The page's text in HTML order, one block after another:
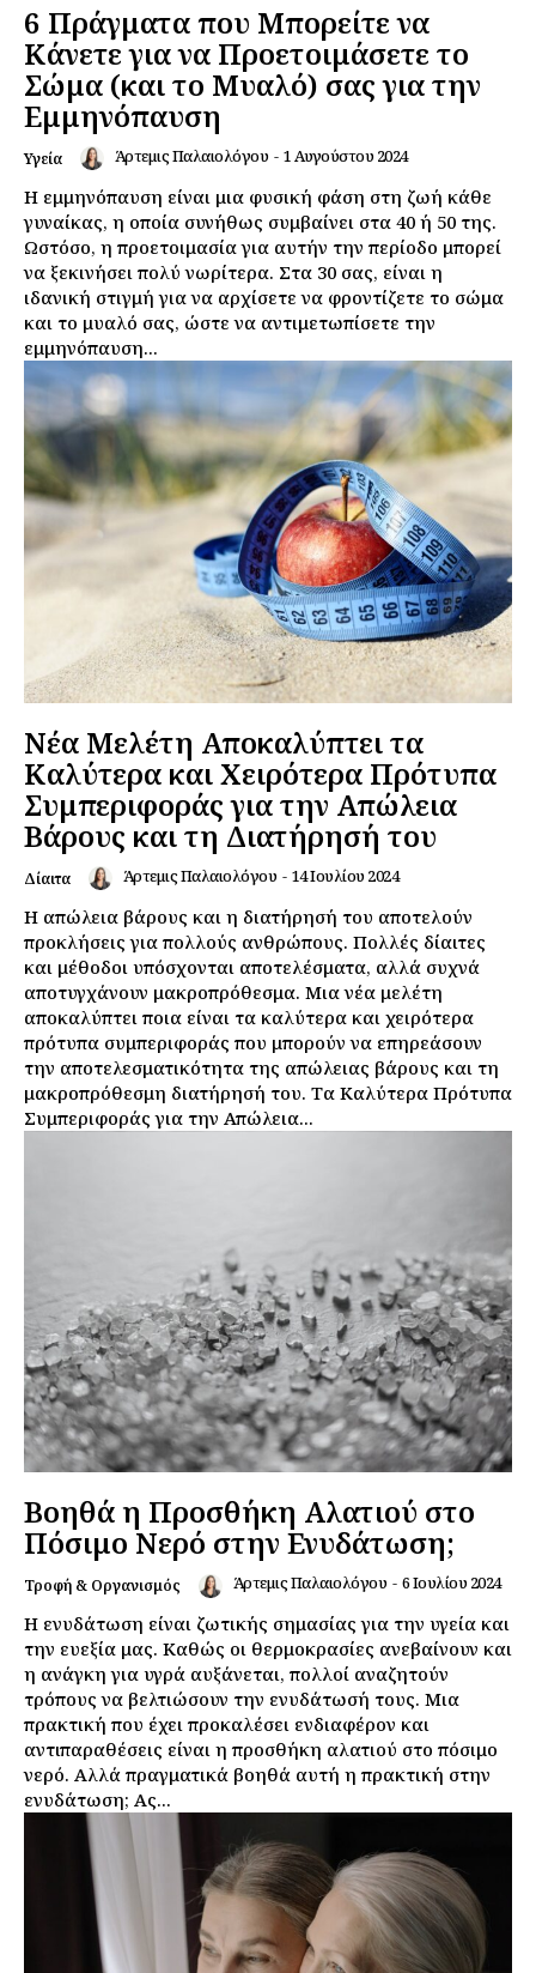
6 Πράγματα που Μπορείτε να
Κάνετε για να Προετοιμάσετε το
Σώμα (και το Μυαλό) σας για την
Εμμηνόπαυση
Υγεία Άρτεμις Παλαιολόγου - 1 Αυγούστου 2024
Η εμμηνόπαυση είναι μια φυσική φάση στη ζωή κάθε
γυναίκας, η οποία συνήθως συμβαίνει στα 40 ή 50 της.
Ωστόσο, η προετοιμασία για αυτήν την περίοδο μπορεί
να ξεκινήσει πολύ νωρίτερα. Στα 30 σας, είναι η
ιδανική στιγμή για να αρχίσετε να φροντίζετε το σώμα
και το μυαλό σας, ώστε να αντιμετωπίσετε την
εμμηνόπαυση...
Νέα Μελέτη Αποκαλύπτει τα
Καλύτερα και Χειρότερα Πρότυπα
Συμπεριφοράς για την Απώλεια
Βάρους και τη Διατήρησή του
Δίαιτα Άρτεμις Παλαιολόγου - 14 Ιουλίου 2024
Η απώλεια βάρους και η διατήρησή του αποτελούν
προκλήσεις για πολλούς ανθρώπους. Πολλές δίαιτες
και μέθοδοι υπόσχονται αποτελέσματα, αλλά συχνά
αποτυγχάνουν μακροπρόθεσμα. Μια νέα μελέτη
αποκαλύπτει ποια είναι τα καλύτερα και χειρότερα
πρότυπα συμπεριφοράς που μπορούν να επηρεάσουν
την αποτελεσματικότητα της απώλειας βάρους και τη
μακροπρόθεσμη διατήρησή του. Τα Καλύτερα Πρότυπα
Συμπεριφοράς για την Απώλεια...
Βοηθά η Προσθήκη Αλατιού στο
Πόσιμο Νερό στην Ενυδάτωση;
Τροφή & Οργανισμός Άρτεμις Παλαιολόγου - 6 Ιουλίου 2024
Η ενυδάτωση είναι ζωτικής σημασίας για την υγεία και
την ευεξία μας. Καθώς οι θερμοκρασίες ανεβαίνουν και
η ανάγκη για υγρά αυξάνεται, πολλοί αναζητούν
τρόπους να βελτιώσουν την ενυδάτωσή τους. Μια
πρακτική που έχει προκαλέσει ενδιαφέρον και
αντιπαραθέσεις είναι η προσθήκη αλατιού στο πόσιμο
νερό. Αλλά πραγματικά βοηθά αυτή η πρακτική στην
ενυδάτωση; Ας...